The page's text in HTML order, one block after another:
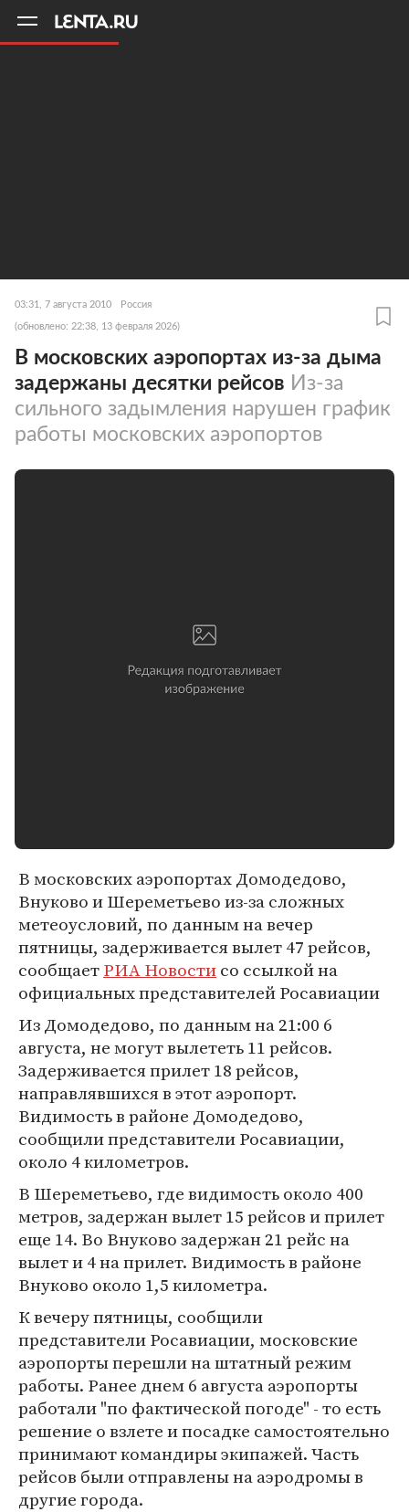
03:31, 7 августа 2010 Россия
(обновлено: 22:38, 13 февраля 2026)
В московских аэропортах из-за дыма
задержаны десятки рейсов Из-за
сильного задымления нарушен график
работы московских аэропортов
В московских аэропортах Домодедово,
Внуково и Шереметьево из-за сложных
метеоусловий, по данным на вечер
пятницы, задерживается вылет 47 рейсов,
сообщаетРИА Новостисо ссылкой на
официальных представителей Росавиации
Из Домодедово, по данным на 21:00 6
августа, не могут вылететь 11 рейсов.
Задерживается прилет 18 рейсов,
направлявшихся в этот аэропорт.
Видимость в районе Домодедово,
сообщили представители Росавиации,
около 4 километров.
В Шереметьево, где видимость около 400
метров, задержан вылет 15 рейсов и прилет
еще 14. Во Внуково задержан 21 рейс на
вылет и 4 на прилет. Видимость в районе
Внуково около 1,5 километра.
К вечеру пятницы, сообщили
представители Росавиации, московские
аэропорты перешли на штатный режим
работы. Ранее днем 6 августа аэропорты
работали "по фактической погоде" - то есть
решение о взлете и посадке самостоятельно
принимают командиры экипажей. Часть
рейсов были отправлены на аэродромы в
другие города.